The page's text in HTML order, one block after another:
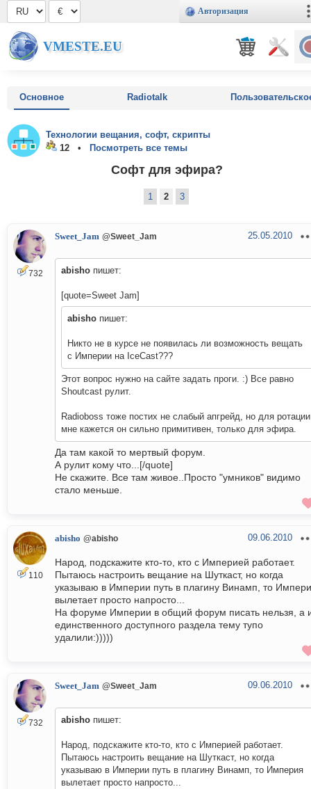
Авторизация
VMESTE.EU
Основное Radiotalk
Технологии вещания, софт, скрипты
12 •
Посмотреть все темы
Софт для эфира?
1 2 3
732
Sweet_Jam @Sweet_Jam 25.05.2010
abisho пишет:
[quote=Sweet Jam]
abisho пишет:
Никто не в курсе не появилась ли возможность вещать
с Империи на IceCast???
Этот вопрос нужно на сайте задать проги. :) Все равно
Shoutcast рулит.
Radioboss тоже постих не слабый апгрейд, но для ротации
мне кажется он сильно примитивен, только для эфира.
Да там какой то мертвый форум.
А рулит кому что...[/quote]
Не скажите. Все там живое..Просто "умников" видимо
стало меньше.
110
abisho @abisho 09.06.2010
Народ, подскажите кто-то, кто с Империей работает.
Пытаюсь настроить вещание на Шуткаст, но когда
указываю в Империи путь в плагину Винамп, то
вылетает просто напросто...
На форуме Империи в общий форум писать нельзя, а
единственного доступного раздела тему тупо
удалили:)))))
732
Sweet_Jam @Sweet_Jam 09.06.2010
abisho пишет:
Народ, подскажите кто-то, кто с Империей работает.
Пытаюсь настроить вещание на Шуткаст, но когда
указываю в Империи путь в плагину Винамп, то Империя
вылетает просто напросто...